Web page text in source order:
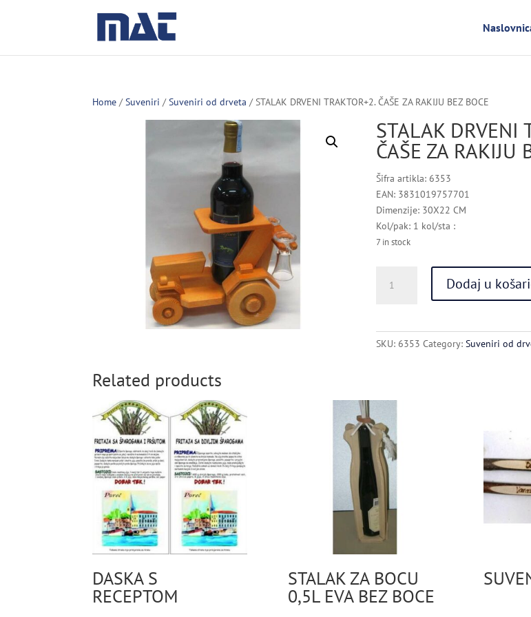
Home /Suveniri /Suveniri od drveta / STALAK DRVENI TRAKTOR+2. ČAŠE ZA RAKIJU BEZ BOCE
STALAK DRVENI
ČAŠE ZA RAKIJU
Šifra artikla: 6353
EAN: 3831019757701
Dimenzije: 30X22 CM
Kol/pak: 1 kol/sta :
7 in stock
DRVENI
quantity
Dodaj u
SKU: 6353 Category:Suveniri od
Related products
DASKA S
RECEPTOM
STALAK ZA BOCU
0,5L EVA BEZ BOCE